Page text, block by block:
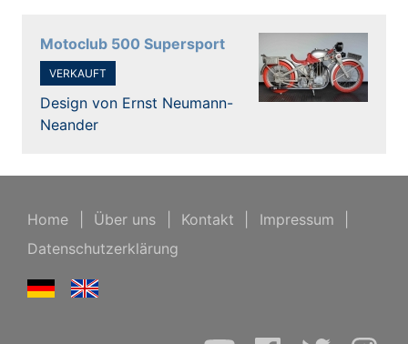
Motoclub 500 Supersport
VERKAUFT
Design von Ernst Neumann-
Neander
Home Über uns Kontakt Impressum
Datenschutzerklärung